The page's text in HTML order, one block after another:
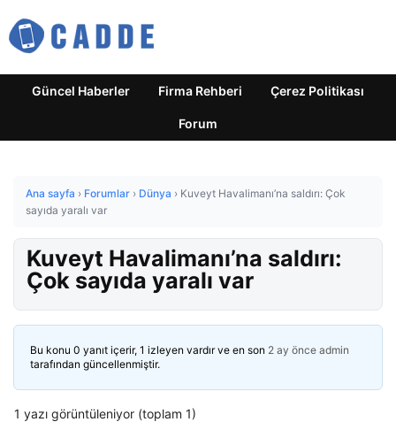
Güncel Haberler Firma Rehberi Çerez Politikası
Forum
Ana sayfa › Forumlar › Dünya › Kuveyt Havalimanı’na saldırı: Çok
sayıda yaralı var
Kuveyt Havalimanı’na saldırı:
Çok sayıda yaralı var
Bu konu 0 yanıt içerir, 1 izleyen vardır ve en son 2 ay önce admin
tarafından güncellenmiştir.
1 yazı görüntüleniyor (toplam 1)